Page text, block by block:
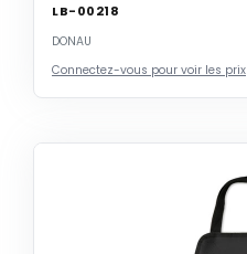
LB-00218
DONAU
Connectez-vous pour voir les prix